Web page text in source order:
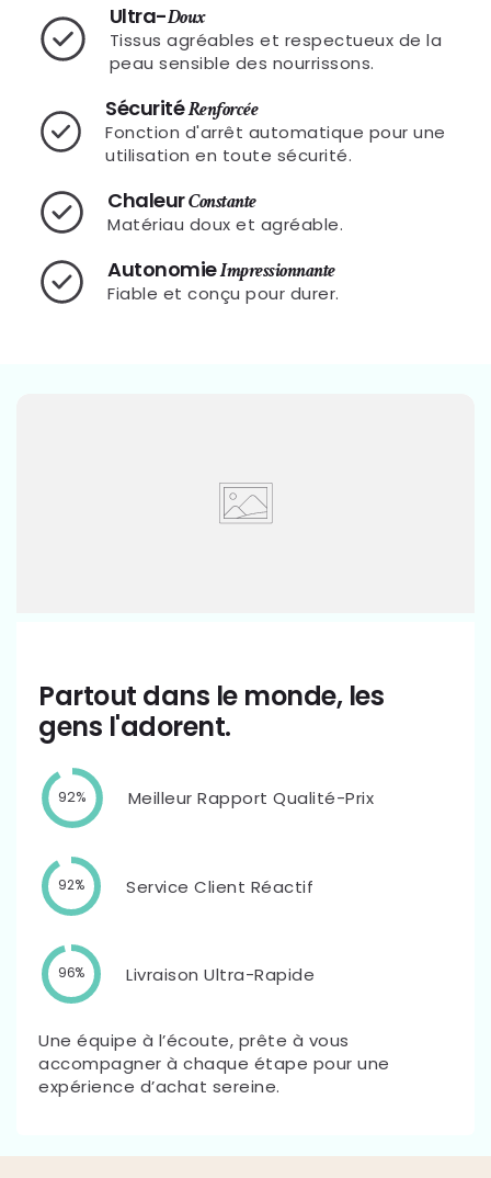
Ultra-Doux
Tissus agréables et respectueux de la
peau sensible des nourrissons.
SécuritéRenforcée
Fonction d'arrêt automatique pour une
utilisation en toute sécurité.
ChaleurConstante
Matériau doux et agréable.
AutonomieImpressionnante
Fiable et conçu pour durer.
Partout dans le monde, les
gens l'adorent.
92% Meilleur Rapport Qualité-Prix
92% Service Client Réactif
96% Livraison Ultra-Rapide
Une équipe à l’écoute, prête à vous
accompagner à chaque étape pour une
expérience d’achat sereine.